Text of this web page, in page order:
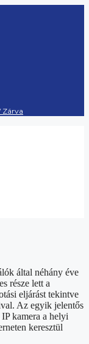
Zárva
által néhány éve
része lett a
eljárást tekintve
Az egyik jelentős
kamera a helyi
keresztül